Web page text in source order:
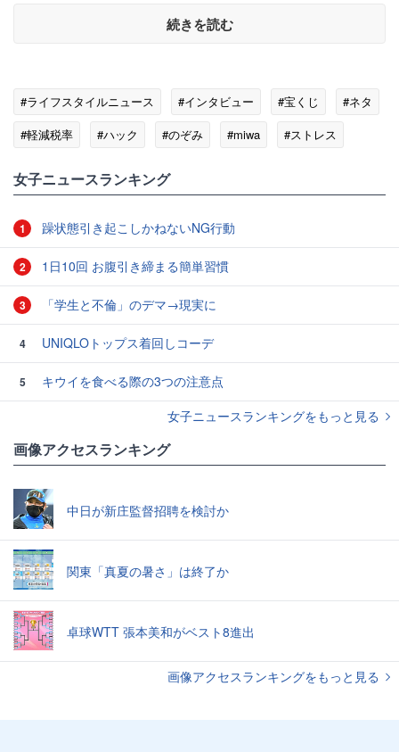
続きを読む
#ライフスタイルニュース #インタビュー #宝くじ
#ネタ
#軽減税率
#ハック #のぞみ #miwa #ストレス
女子ニュースランキング
1 躁状態引き起こしかねないNG行動
2 1日10回 お腹引き締まる簡単習慣
3 「学生と不倫」のデマ→現実に
4 UNIQLOトップス着回しコーデ
5
キウイを食べる際の3つの注意点
女子ニュースランキングをもっと見る
画像アクセスランキング
中日が新庄監督招聘を検討か
関東「真夏の暑さ」は終了か
卓球WTT 張本美和がベスト8進出
画像アクセスランキングをもっと見る